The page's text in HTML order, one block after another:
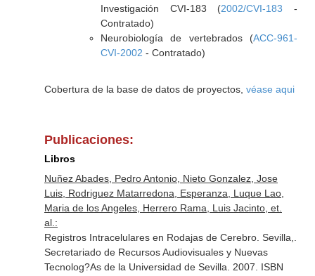
Investigación CVI-183 (2002/CVI-183 -
Contratado)
Neurobiología de vertebrados (ACC-961-
CVI-2002 - Contratado)
Cobertura de la base de datos de proyectos, véase aqui
Publicaciones:
Libros
Nuñez Abades, Pedro Antonio, Nieto Gonzalez, Jose
Luis, Rodriguez Matarredona, Esperanza, Luque Lao,
Maria de los Angeles, Herrero Rama, Luis Jacinto, et.
al.:
Registros Intracelulares en Rodajas de Cerebro. Sevilla,.
Secretariado de Recursos Audiovisuales y Nuevas
Tecnolog?As de la Universidad de Sevilla. 2007. ISBN